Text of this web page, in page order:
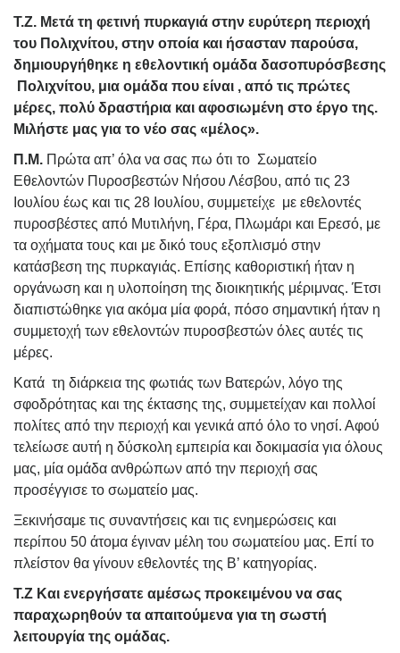
Τ.Ζ. Μετά τη φετινή πυρκαγιά στην ευρύτερη περιοχή
του Πολιχνίτου, στην οποία και ήσασταν παρούσα,
δημιουργήθηκε η εθελοντική ομάδα δασοπυρόσβεσης
Πολιχνίτου, μια ομάδα που είναι , από τις πρώτες
μέρες, πολύ δραστήρια και αφοσιωμένη στο έργο της.
Μιλήστε μας για το νέο σας «μέλος».
Π.Μ. Πρώτα απ’ όλα να σας πω ότι το Σωματείο
Εθελοντών Πυροσβεστών Νήσου Λέσβου, από τις 23
Ιουλίου έως και τις 28 Ιουλίου, συμμετείχε με εθελοντές
πυροσβέστες από Μυτιλήνη, Γέρα, Πλωμάρι και Ερεσό, με
τα οχήματα τους και με δικό τους εξοπλισμό στην
κατάσβεση της πυρκαγιάς. Επίσης καθοριστική ήταν η
οργάνωση και η υλοποίηση της διοικητικής μέριμνας. Έτσι
διαπιστώθηκε για ακόμα μία φορά, πόσο σημαντική ήταν η
συμμετοχή των εθελοντών πυροσβεστών όλες αυτές τις
μέρες.
Κατά τη διάρκεια της φωτιάς των Βατερών, λόγο της
σφοδρότητας και της έκτασης της, συμμετείχαν και πολλοί
πολίτες από την περιοχή και γενικά από όλο το νησί. Αφού
τελείωσε αυτή η δύσκολη εμπειρία και δοκιμασία για όλους
μας, μία ομάδα ανθρώπων από την περιοχή σας
προσέγγισε το σωματείο μας.
Ξεκινήσαμε τις συναντήσεις και τις ενημερώσεις και
περίπου 50 άτομα έγιναν μέλη του σωματείου μας. Επί το
πλείστον θα γίνουν εθελοντές της Β’ κατηγορίας.
Τ.Ζ Και ενεργήσατε αμέσως προκειμένου να σας
παραχωρηθούν τα απαιτούμενα για τη σωστή
λειτουργία της ομάδας.